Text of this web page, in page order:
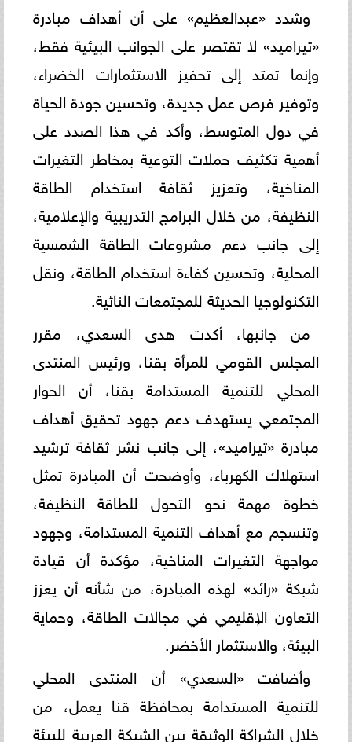
وشدد «عبدالعظيم» على أن أهداف مبادرة
«تيراميد» لا تقتصر على الجوانب البيئية فقط،
وإنما تمتد إلى تحفيز الاستثمارات الخضراء،
وتوفير فرص عمل جديدة، وتحسين جودة الحياة
في دول المتوسط، وأكد في هذا الصدد على
أهمية تكثيف حملات التوعية بمخاطر التغيرات
المناخية، وتعزيز ثقافة استخدام الطاقة
النظيفة، من خلال البرامج التدريبية والإعلامية،
إلى جانب دعم مشروعات الطاقة الشمسية
المحلية، وتحسين كفاءة استخدام الطاقة، ونقل
التكنولوجيا الحديثة للمجتمعات النائية.
من جانبها، أكدت هدى السعدي، مقرر
المجلس القومي للمرأة بقنا، ورئيس المنتدى
المحلي للتنمية المستدامة بقنا، أن الحوار
المجتمعي يستهدف دعم جهود تحقيق أهداف
مبادرة «تيراميد»، إلى جانب نشر ثقافة ترشيد
استهلاك الكهرباء، وأوضحت أن المبادرة تمثل
خطوة مهمة نحو التحول للطاقة النظيفة،
وتنسجم مع أهداف التنمية المستدامة، وجهود
مواجهة التغيرات المناخية، مؤكدة أن قيادة
شبكة «رائد» لهذه المبادرة، من شأنه أن يعزز
التعاون الإقليمي في مجالات الطاقة، وحماية
البيئة، والاستثمار الأخضر.
وأضافت «السعدي» أن المنتدى المحلي
للتنمية المستدامة بمحافظة قنا يعمل، من
خلال الشراكة الوثيقة بين الشبكة العربية للبيئة